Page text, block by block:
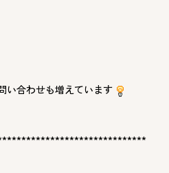
い合わせも増えています